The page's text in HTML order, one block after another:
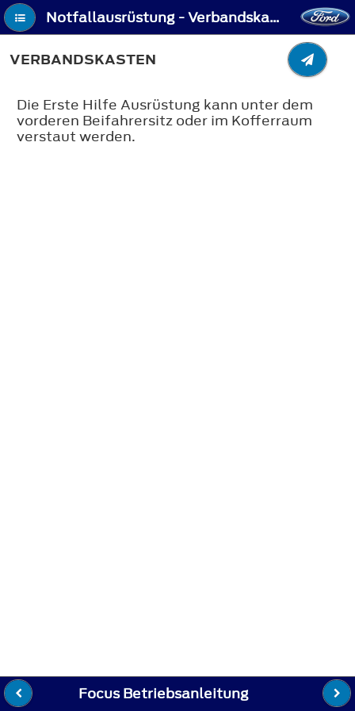
Notfallausrüstung - Verbandskasten
VERBANDSKASTEN
Die Erste Hilfe Ausrüstung kann unter dem
vorderen Beifahrersitz oder im Kofferraum
verstaut werden.
Focus Betriebsanleitung